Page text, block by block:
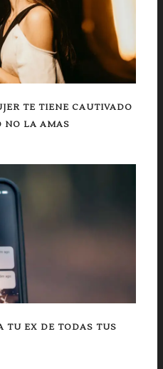
TE TIENE CAUTIVADO
NO LA AMAS
TU EX DE TODAS TUS